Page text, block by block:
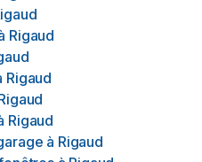
Rigaud
Rigaud
Rigaud
à Rigaud